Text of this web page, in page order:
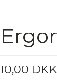
10,00 DKK